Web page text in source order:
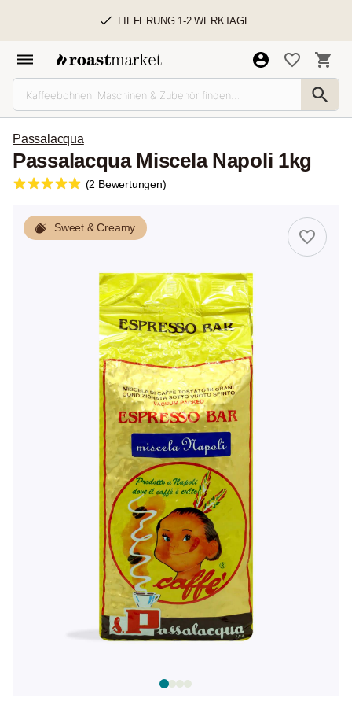
LIEFERUNG 1-2 WERKTAGE
Passalacqua
Passalacqua Miscela Napoli 1kg
(2 Bewertungen)
Sweet & Creamy